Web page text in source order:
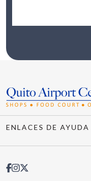
ENLACES DE AYUDA